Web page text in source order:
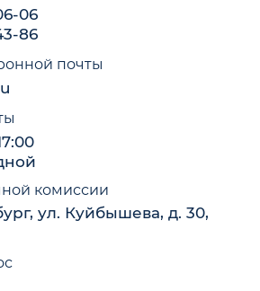
06
86
почты
комиссии
ул. Куйбышева, д. 30,